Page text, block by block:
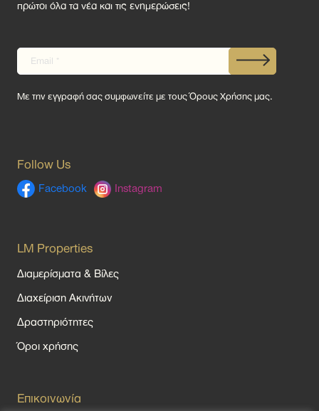
πρώτοι όλα τα νέα και τις ενημερώσεις!
Με την εγγραφή σας συμφωνείτε με τουςΌρους Χρήσης μας.
Follow Us
Facebook Instagram
LM Properties
Διαμερίσματα & Βίλες
Διαχείριση Ακινήτων
Δραστηριότητες
Όροι χρήσης
Επικοινωνία